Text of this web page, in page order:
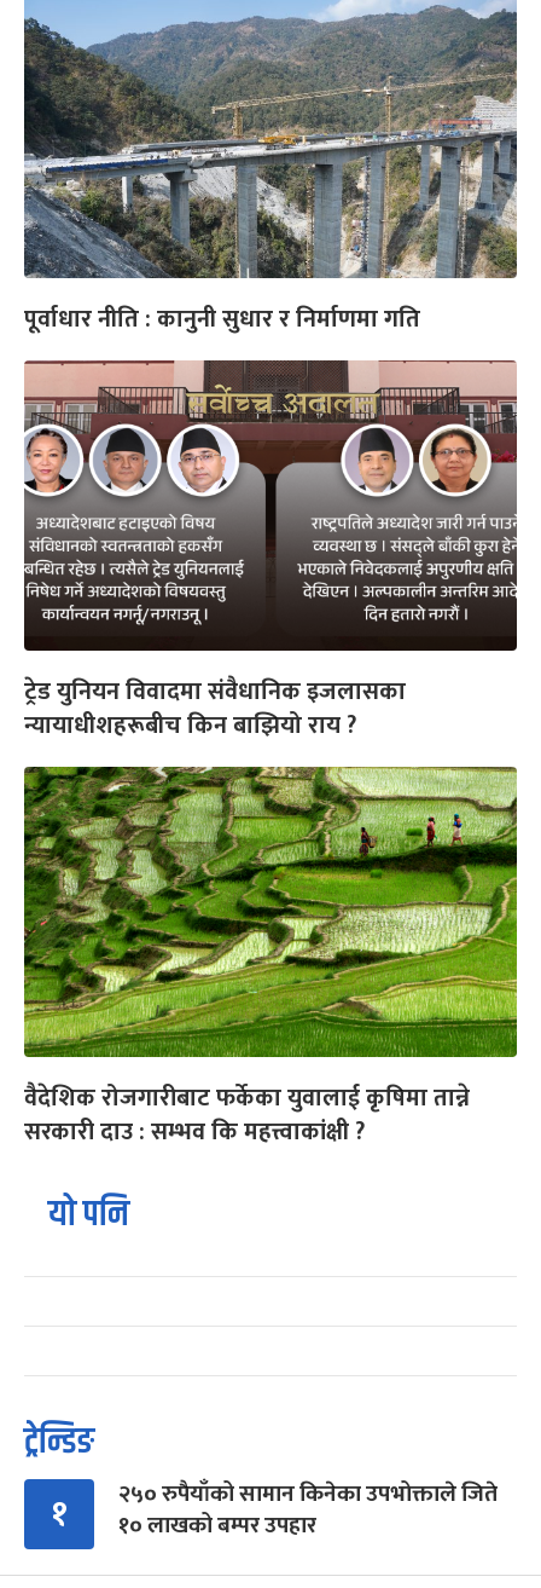
पूर्वाधार नीति : कानुनी सुधार र निर्माणमा गति
ट्रेड युनियन विवादमा संवैधानिक इजलासका
न्यायाधीशहरूबीच किन बाझियो राय ?
वैदेशिक रोजगारीबाट फर्केका युवालाई कृषिमा तान्ने
सरकारी दाउ : सम्भव कि महत्त्वाकांक्षी ?
यो पनि
ट्रेन्डिङ
१
२५० रुपैयाँको सामान किनेका उपभोक्ताले जिते
१० लाखको बम्पर उपहार